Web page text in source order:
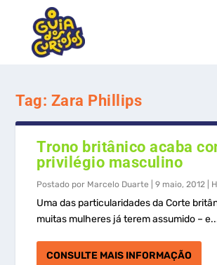
Tag: Zara Phillips
Trono britânico acaba
privilégio masculino
Postado por Marcelo Duarte |9 maio, 2012
Uma das particularidades da Corte
muitas mulheres já terem assumido –
CONSULTE MAIS INFORMAÇÃO